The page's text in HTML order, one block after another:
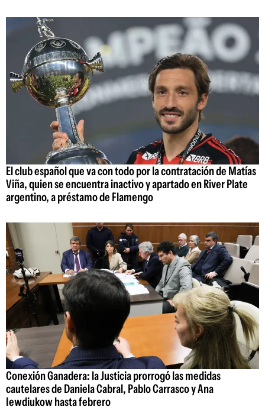
El club español que va con todo por la contratación de Matías
Viña, quien se encuentra inactivo y apartado en River Plate
argentino, a préstamo de Flamengo
Conexión Ganadera: la Justicia prorrogó las medidas
cautelares de Daniela Cabral, Pablo Carrasco y Ana
Iewdiukow hasta febrero